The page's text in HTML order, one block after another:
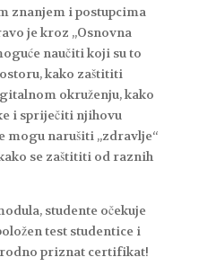
znanjem i postupcima
je kroz „Osnovna
naučiti koji su to
kako zaštititi
okruženju, kako
i spriječiti njihovu
mogu narušiti „zdravlje“
se zaštititi od raznih
studente očekuje
test studentice i
priznat certifikat!